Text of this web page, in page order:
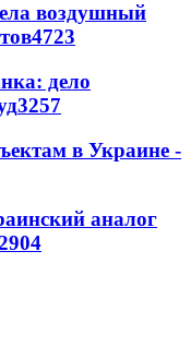
воздушный
4723
дело
3257
в Украине -
аналог